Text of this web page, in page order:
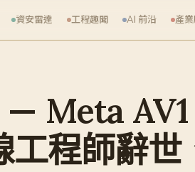
資安雷達 工程趣聞 AI 前沿 產
Meta AV1
工程師辭